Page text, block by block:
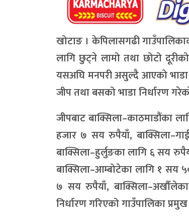
खोटाङ । केपिलासगढी
लागि छुट्ने लामो तथा छोटो
यसअघि मनपरी असुल्दै आएको भाडा
जीप तथा बसको भाडा निर्धारण
जीपबाट बाक्सिला–काठमाडौंका
हजार ७ सय रुपैयाँ,
बाक्सिला–हुर्लुङका लागि ६ सय
बाक्सिला–आम्बोटेका लागि १ सय
७ सय रुपैयाँ,
निर्धारण गरिएको गाउँपालिका